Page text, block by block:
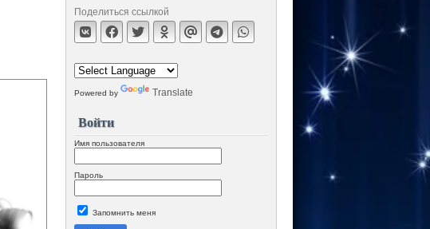
Поделиться ссылкой
Powered by Translate
Войти
Имя пользователя
Пароль
Запомнить меня